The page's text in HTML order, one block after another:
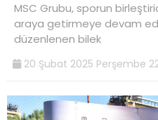
MSC Grubu, sporun
araya getirmeye devam
düzenlenen bilek
20 Şubat 2025 Perşembe